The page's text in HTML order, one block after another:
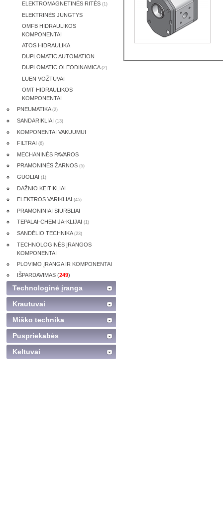
ELEKTROMAGNETINĖS RITĖS (1)
ELEKTRINĖS JUNGTYS
OMFB HIDRAULIKOS
KOMPONENTAI
ATOS HIDRAULIKA
DUPLOMATIC AUTOMATION
DUPLOMATIC OLEODINAMICA (2)
LUEN VOŽTUVAI
OMT HIDRAULIKOS
KOMPONENTAI
PNEUMATIKA (2)
SANDARIKLIAI (13)
KOMPONENTAI VAKUUMUI
FILTRAI (6)
MECHANINĖS PAVAROS
PRAMONINĖS ŽARNOS (5)
GUOLIAI (1)
DAŽNIO KEITIKLIAI
ELEKTROS VARIKLIAI (45)
PRAMONINIAI SIURBLIAI
TEPALAI-CHEMIJA-KLIJAI (1)
SANDĖLIO TECHNIKA (23)
TECHNOLOGINĖS ĮRANGOS
KOMPONENTAI
PLOVIMO ĮRANGA IR KOMPONENTAI
IŠPARDAVIMAS (249)
Technologinė įranga
Krautuvai
Miško technika
Puspriekabės
Keltuvai